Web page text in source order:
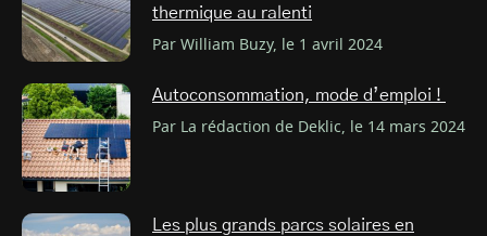
thermique au ralenti
Par William Buzy, le 1 avril 2024
Autoconsommation, mode d’emploi !
Par La rédaction de Deklic, le 14 mars 2024
Les plus grands parcs solaires en